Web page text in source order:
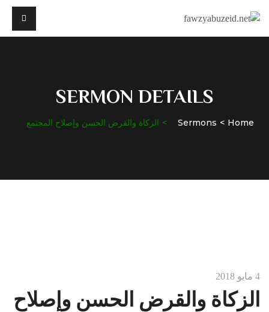
SERMON DETAILS
Home
Sermons الزكاة والقرض الحسن وإصلاح المجتمع
4 مايو 2018
الزكاة والقرض الحسن وإصلاح